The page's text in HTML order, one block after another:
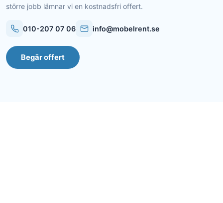
större jobb lämnar vi en kostnadsfri offert.
010-207 07 06 info@mobelrent.se
Begär offert